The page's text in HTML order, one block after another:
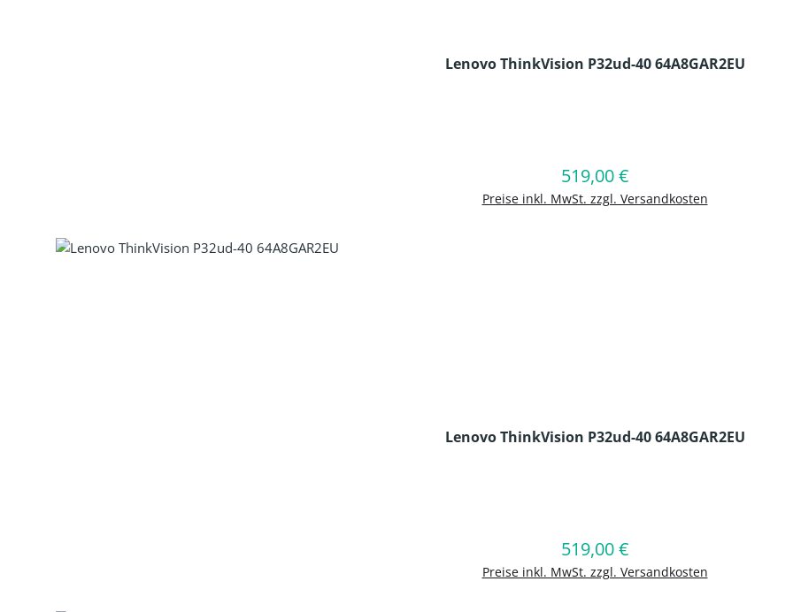
Lenovo ThinkVision P32ud-40 64A8GAR2EU
Regulärer Preis:
519,00 €
Preise inkl. MwSt. zzgl. Versandkosten
In den Warenkorb
Lenovo ThinkVision P32ud-40 64A8GAR2EU
Regulärer Preis:
519,00 €
Preise inkl. MwSt. zzgl. Versandkosten
In den Warenkorb